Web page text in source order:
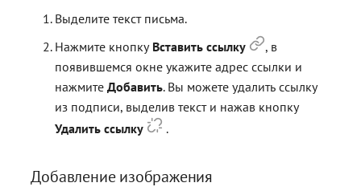
Выделите текст письма.
Нажмите кнопку Вставить ссылку
, в
появившемся окне укажите адрес ссылки и
нажмитеДобавить. Вы можете удалить ссылку
из подписи, выделив текст и нажав кнопку
Удалить ссылку
.
Добавление изображения